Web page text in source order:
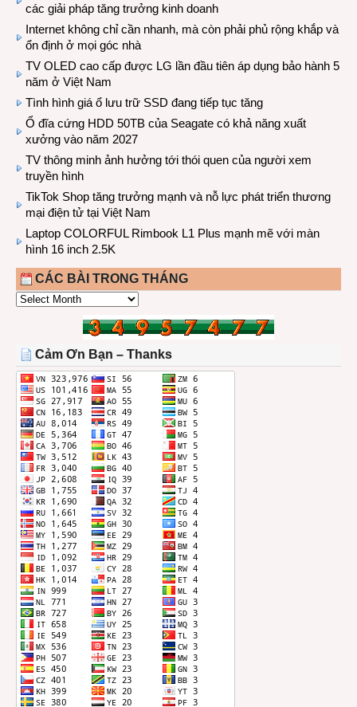
các giải pháp tăng trưởng kinh doanh
Internet không chỉ cần nhanh, mà còn phải phủ rộng khắp và
ổn định ở mọi góc nhà
TV OLED cao cấp được LG lần đầu tiên áp dụng bảo hành 5
năm ở Việt Nam
Tình hình giá ổ lưu trữ SSD đang tiếp tục tăng
Ổ đĩa cứng HDD 50TB của Seagate có khả năng xuất
xưởng vào năm 2027
TV thông minh ảnh hưởng tới thói quen của người xem
truyền hình
TikTok Shop tăng trưởng mạnh và nỗ lực phát triển thương
mại điện tử tại Việt Nam
Laptop COLORFUL Rimbook L1 Plus mạnh mẽ với màn
hình 16 inch 2.5K
CÁC BÀI TRONG THÁNG
CÁC
THÁNG
Cảm Ơn Bạn – Thanks